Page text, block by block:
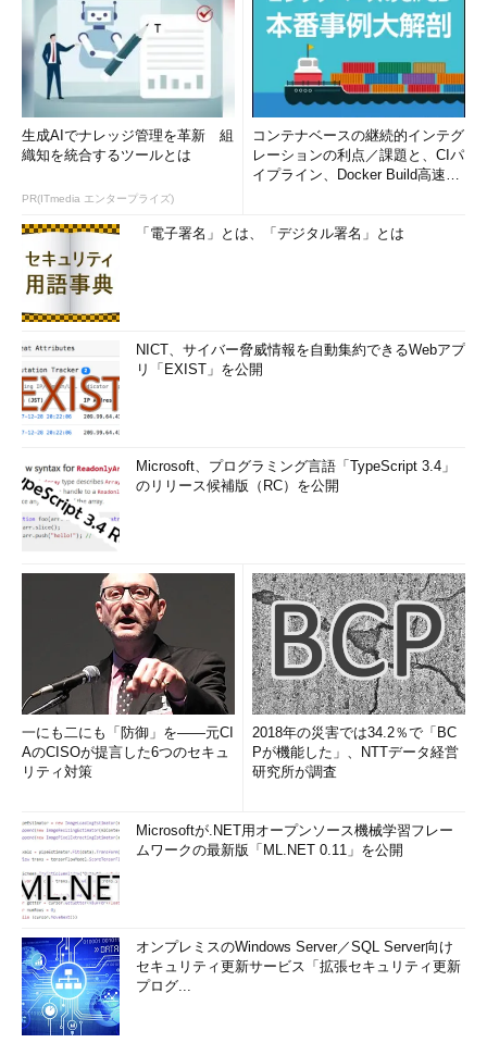
生成AIでナレッジ管理を革新 組
織知を統合するツールとは
PR(ITmedia エンタープライズ)
コンテナベースの継続的インテグ
レーションの利点／課題と、CIパ
イプライン、Docker Build高速化
「電子署名」とは、「デジタル署名」とは
NICT、サイバー脅威情報を自動集約できるWebアプ
リ「EXIST」を公開
Microsoft、プログラミング言語「TypeScript 3.4」
のリリース候補版（RC）を公開
一にも二にも「防御」を――元CI
AのCISOが提言した6つのセキュ
リティ対策
2018年の災害では34.2％で「BC
Pが機能した」、NTTデータ経営
研究所が調査
Microsoftが.NET用オープンソース機械学習フレー
ムワークの最新版「ML.NET 0.11」を公開
オンプレミスのWindows Server／SQL Server向け
セキュリティ更新サービス「拡張セキュリティ更新
プログ...